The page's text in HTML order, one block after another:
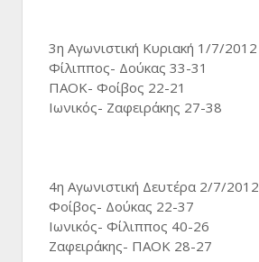
3η Αγωνιστική Κυριακή 1/7/2012
Φίλιππος- Δούκας 33-31
ΠΑΟΚ- Φοίβος 22-21
Ιωνικός- Ζαφειράκης 27-38
4η Αγωνιστική Δευτέρα 2/7/2012
Φοίβος- Δούκας 22-37
Ιωνικός- Φίλιππος 40-26
Zαφειράκης- ΠΑΟΚ 28-27